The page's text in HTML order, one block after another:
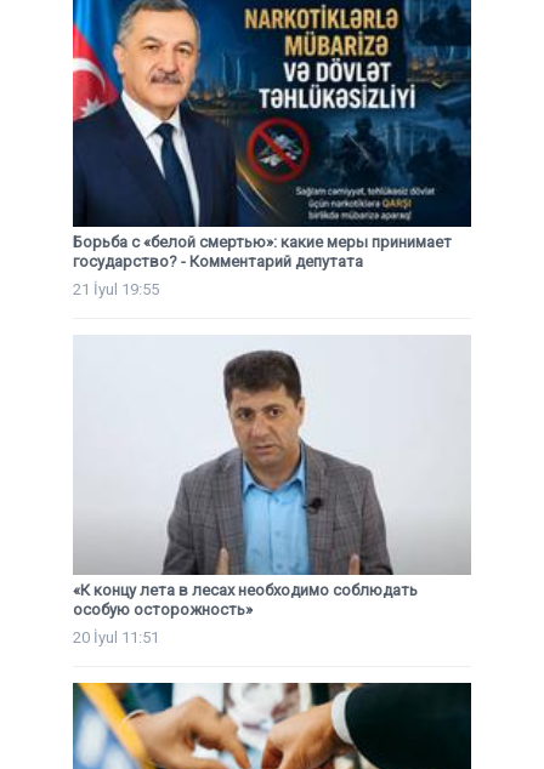
Борьба с «белой смертью»: какие меры принимает
государство? - Комментарий депутата
21 İyul 19:55
«К концу лета в лесах необходимо соблюдать
особую осторожность»
20 İyul 11:51